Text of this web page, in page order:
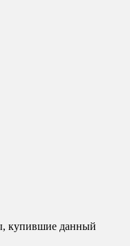
купившие данный